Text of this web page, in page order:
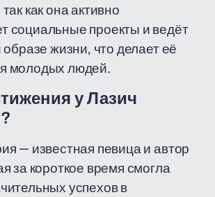
как она активно
социальные проекты и ведёт
жизни, что делает её
молодых людей.
у Лазич
— известная певица и автор
за короткое время смогла
успехов в